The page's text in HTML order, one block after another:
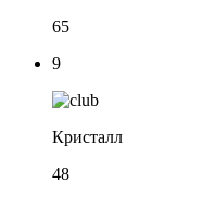
65
9
Кристалл
48